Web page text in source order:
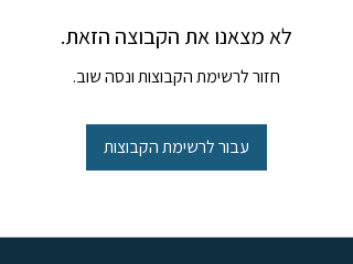
לא מצאנו את הקבוצה הזאת.
חזור לרשימת הקבוצות ונסה שוב.
עבור לרשימת הקבוצות